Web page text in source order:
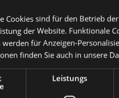
die mit diesem Produkt
normales Teelicht
Cookies sind für den Betrieb
der Website. Funktionale
werden für Anzeigen-
finden Sie auch in unsere
Leistungs